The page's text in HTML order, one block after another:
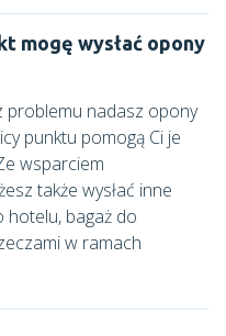
mogę wysłać opony
problemu nadasz opony
punktu pomogą Ci je
wsparciem
także wysłać inne
hotelu, bagaż do
w ramach